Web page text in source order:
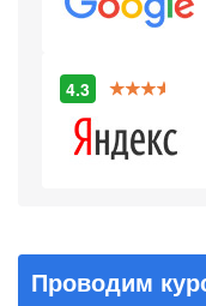
4.3
Проводим